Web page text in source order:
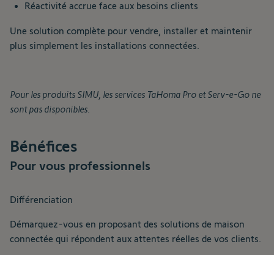
Réactivité accrue face aux besoins clients
Une solution complète pour vendre, installer et maintenir
plus simplement les installations connectées.
Pour les produits SIMU, les services TaHoma Pro et Serv-e-Go ne
sont pas disponibles.
Bénéfices
Pour vous professionnels
Différenciation
Démarquez-vous en proposant des solutions de maison
connectée qui répondent aux attentes réelles de vos clients.